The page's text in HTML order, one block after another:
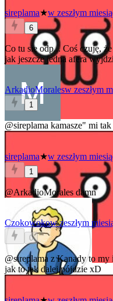
sireplama★w zeszłym
6
Co tu się odp... Coś czuję,
jak jeszcze jedna afera
ArkadioMoralesw zeszłym
1
@sireplama kamasze" mi
sireplama★w zeszłym
1
@ArkadioMorales damn
Czokowokow zeszłym
0
@sireplama z Kanady to my
jak to tak dalej pójdzie xD